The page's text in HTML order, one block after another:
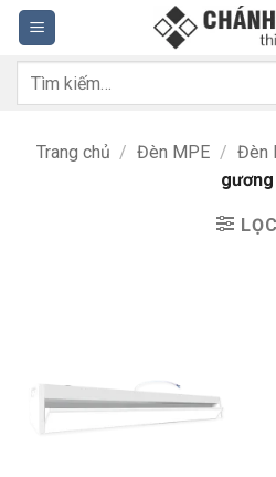
Bỏ
qua
nội
dung
Tìm
Trang chủ / Đèn MPE / Đèn
gương
LỌC